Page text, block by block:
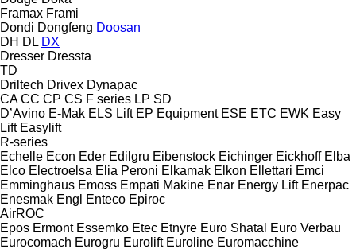
Framax Frami
Dondi Dongfeng Doosan
DH DL DX
Dresser Dressta
TD
Driltech Drivex Dynapac
CA CC CP CS F series LP SD
D’Avino E-Mak ELS Lift EP Equipment ESE ETC EWK Easy
Lift Easylift
R-series
Echelle Econ Eder Edilgru Eibenstock Eichinger Eickhoff Elba
Elco Electroelsa Elia Peroni Elkamak Elkon Ellettari Emci
Emminghaus Emoss Empati Makine Enar Energy Lift Enerpac
Enesmak Engl Enteco Epiroc
AirROC
Epos Ermont Essemko Etec Etnyre Euro Shatal
Euro Verbau
Eurocomach Eurogru Eurolift Euroline Euromacchine